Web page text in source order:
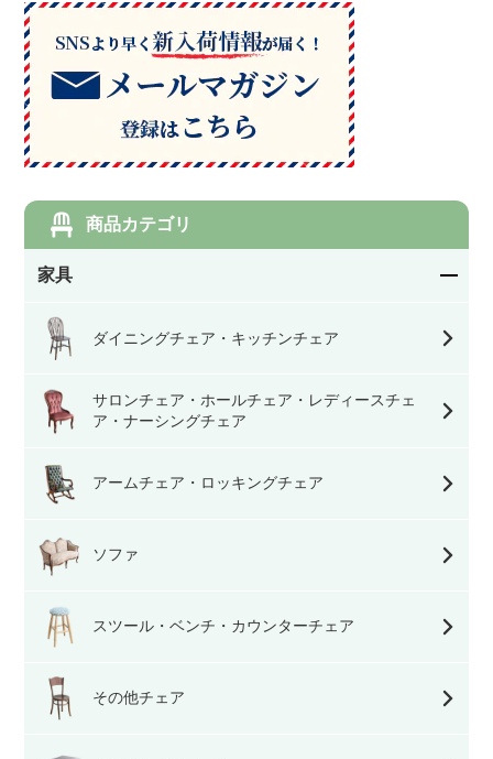
商品カテゴリ
家具
ダイニングチェア・キッチンチェア
サロンチェア・ホールチェア・レディースチェ
ア・ナーシングチェア
アームチェア・ロッキングチェア
ソファ
スツール・ベンチ・カウンターチェア
その他チェア